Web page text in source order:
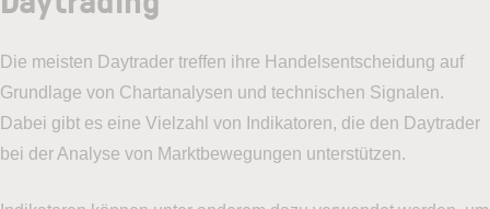
Die meisten Daytrader treffen ihre Handelsentscheidung auf
Grundlage von Chartanalysen und technischen Signalen.
Dabei gibt es eine Vielzahl von Indikatoren, die den Daytrader
bei der Analyse von Marktbewegungen unterstützen.